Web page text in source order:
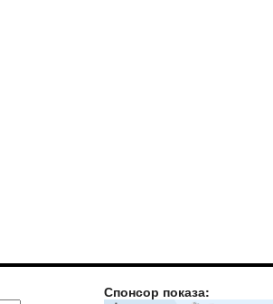
Спонсор показа: